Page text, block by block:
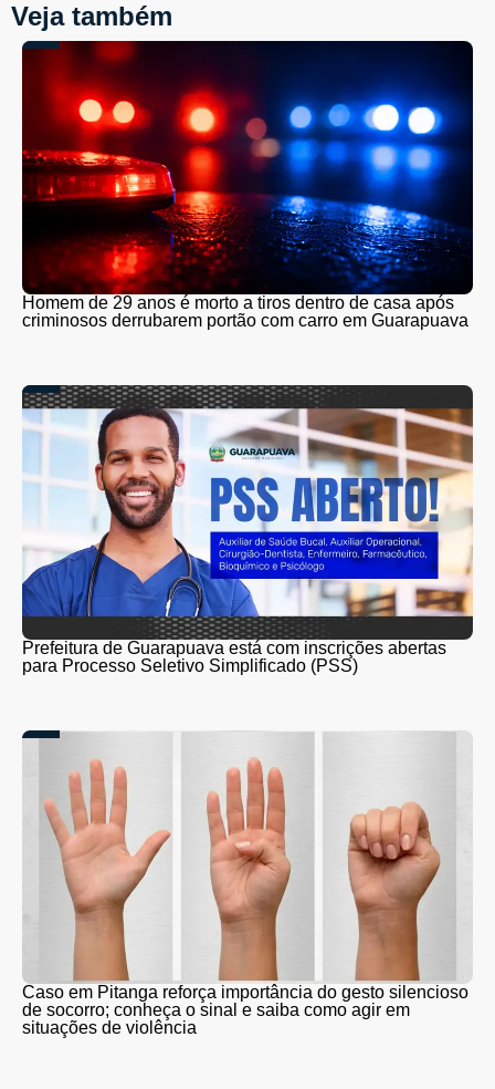
Veja também
Homem de 29 anos é morto a tiros dentro de casa após
criminosos derrubarem portão com carro em Guarapuava
Prefeitura de Guarapuava está com inscrições abertas
para Processo Seletivo Simplificado (PSS)
Caso em Pitanga reforça importância do gesto silencioso
de socorro; conheça o sinal e saiba como agir em
situações de violência